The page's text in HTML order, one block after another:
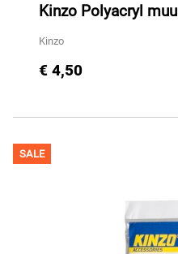
Kinzo Polyacryl
Kinzo
€ 4,50
SALE